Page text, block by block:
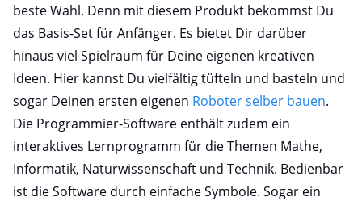
beste Wahl. Denn mit diesem Produkt bekommst Du
das Basis-Set für Anfänger. Es bietet Dir darüber
hinaus viel Spielraum für Deine eigenen kreativen
Ideen. Hier kannst Du vielfältig tüfteln und basteln und
sogar Deinen ersten eigenen Roboter selber bauen.
Die Programmier-Software enthält zudem ein
interaktives Lernprogramm für die Themen Mathe,
Informatik, Naturwissenschaft und Technik. Bedienbar
ist die Software durch einfache Symbole. Sogar ein